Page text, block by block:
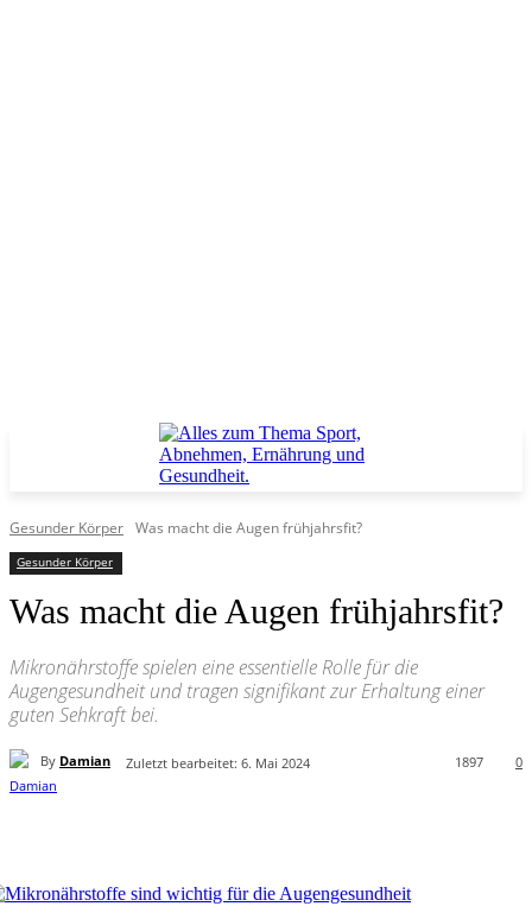
Gesunder Körper Was macht die Augen frühjahrsfit?
Gesunder Körper
Was macht die Augen frühjahrsfit?
Mikronährstoffe spielen eine essentielle Rolle für die
Augengesundheit und tragen signifikant zur Erhaltung einer
guten Sehkraft bei.
By Damian Zuletzt bearbeitet: 6. Mai 2024 0
1897